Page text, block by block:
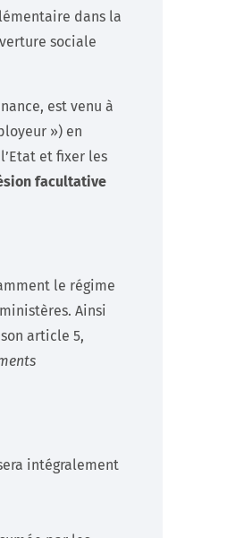
dans la
sociale
est venu à
») en
et fixer les
facultative
le régime
Ainsi
article 5,
intégralement